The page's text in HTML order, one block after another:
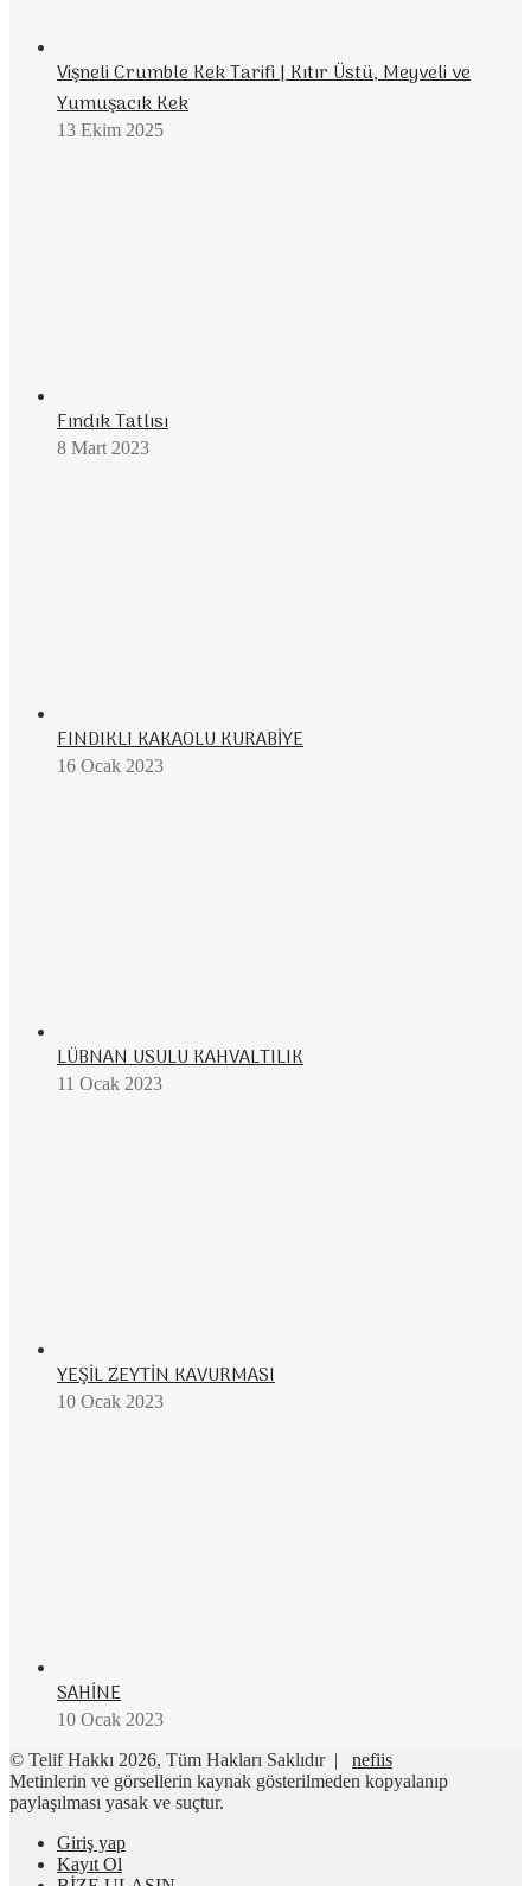
Vişneli Crumble Kek Tarifi | Kıtır Üstü, Meyveli ve
Yumuşacık Kek
13 Ekim 2025
Fındık Tatlısı
8 Mart 2023
FINDIKLI KAKAOLU KURABİYE
16 Ocak 2023
LÜBNAN USULU KAHVALTILIK
11 Ocak 2023
YEŞİL ZEYTİN KAVURMASI
10 Ocak 2023
SAHİNE
10 Ocak 2023
© Telif Hakkı 2026, Tüm Hakları Saklıdır | nefiis
Metinlerin ve görsellerin kaynak gösterilmeden kopyalanıp
paylaşılması yasak ve suçtur.
Giriş yap
Kayıt Ol